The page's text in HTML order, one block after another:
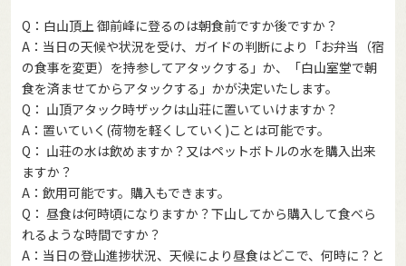
Q：白山頂上 御前峰に登るのは朝食前ですか後ですか？
A：当日の天候や状況を受け、ガイドの判断により「お弁当（宿
の食事を変更）を持参してアタックする」か、「白山室堂で朝
食を済ませてからアタックする」かが決定いたします。
Q： 山頂アタック時ザックは山荘に置いていけますか？
A：置いていく(荷物を軽くしていく)ことは可能です。
Q： 山荘の水は飲めますか？又はペットボトルの水を購入出来
ますか？
A：飲用可能です。購入もできます。
Q： 昼食は何時頃になりますか？下山してから購入して食べら
れるような時間ですか？
A：当日の登山進捗状況、天候により昼食はどこで、何時に？と